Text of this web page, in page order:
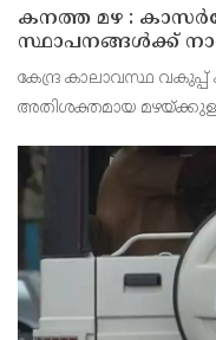
കനത്ത മഴ :
സ്ഥാപനങ്ങൾക്ക്
കേന്ദ്ര കാലാവസ്ഥ
അതിശക്തമായ
പ്രൊഫഷണൽ കോളേജുകൾ